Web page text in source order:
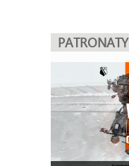
PATRONATY